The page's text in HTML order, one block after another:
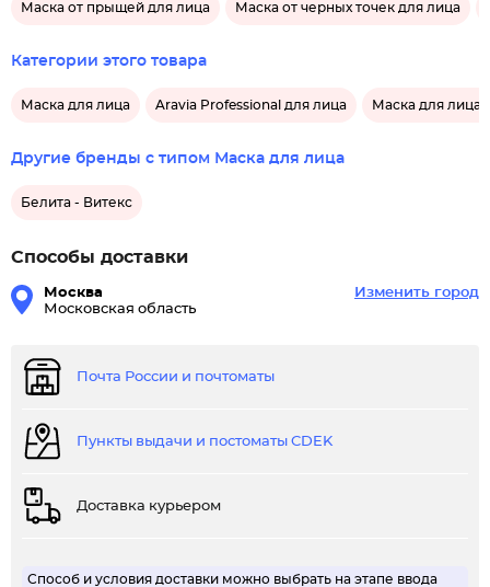
Маска от прыщей для лица Маска от черных точек для лица
Категории этого товара
Маска для лица Aravia Professional для лица Маска для лица
Другие бренды с типом Маска для лица
Белита - Витекс
Способы доставки
Москва
Московская область
Изменить город
Почта России и почтоматы
Пункты выдачи и постоматы CDEK
Доставка курьером
Способ и условия доставки можно выбрать на этапе ввода